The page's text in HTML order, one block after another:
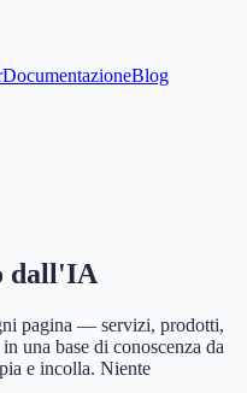
DocumentazioneBlog
dall'IA
pagina — servizi, prodotti,
una base di conoscenza da
e incolla. Niente